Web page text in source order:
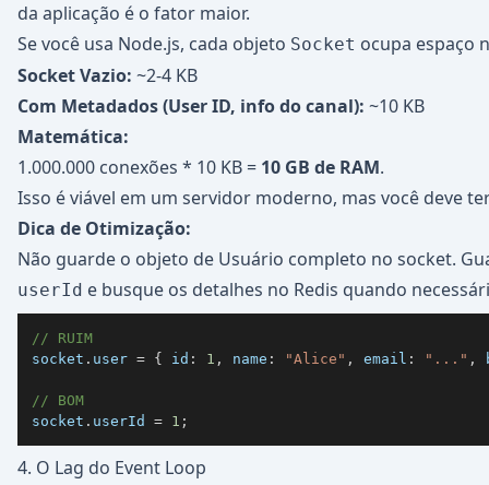
da aplicação é o fator maior.
Se você usa Node.js, cada objeto Socket ocupa espaço
Socket Vazio: ~2-4 KB
Com Metadados (User ID, info do canal): ~10 KB
Matemática:
1.000.000 conexões * 10 KB = 10 GB de RAM.
Isso é viável em um servidor moderno, mas você deve
Dica de Otimização:
Não guarde o objeto de Usuário completo no socket.
userId e busque os detalhes no Redis quando
// RUIM
socket . user = { id : 1 , name : "Alice" , email : "..." ,
// BOM
socket . userId = 1 ;
4. O Lag do Event Loop